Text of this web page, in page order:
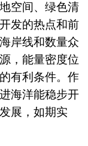
空间、绿色清
发的热点和前
岸线和数量众
，能量密度位
有利条件。作
海洋能稳步开
展，如期实